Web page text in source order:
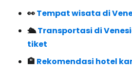
👀Tempat wisata di
🛳️Transportasi di
tiket
🏨 Rekomendasi hotel